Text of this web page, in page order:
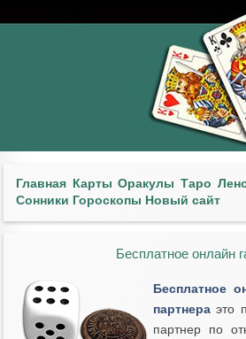
Главная Карты Оракулы Таро
Сонники Гороскопы Новый сайт
Бесплатное онлайн
Бесплатное
партнераэто
партнер по